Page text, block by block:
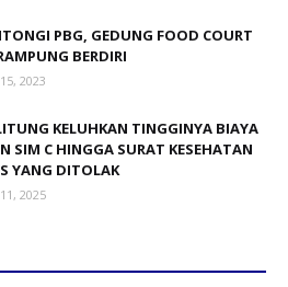
PBG, GEDUNG FOOD COURT
BERDIRI
2023
KELUHKAN TINGGINYA BIAYA
SIM C HINGGA SURAT KESEHATAN
YANG DITOLAK
2025